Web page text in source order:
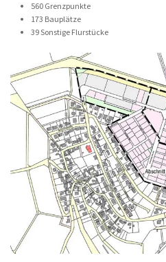
560 Grenzpunkte
173 Bauplätze
39 Sonstige Flurstücke